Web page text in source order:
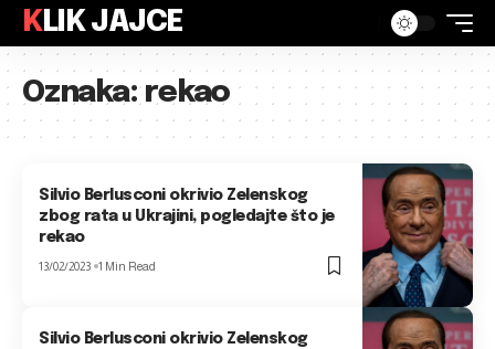
KLIK JAJCE
Oznaka:rekao
Silvio Berlusconi okrivio Zelenskog
zbog rata u Ukrajini, pogledajte što je
rekao
13/02/2023 1 Min Read
Silvio Berlusconi okrivio Zelenskog